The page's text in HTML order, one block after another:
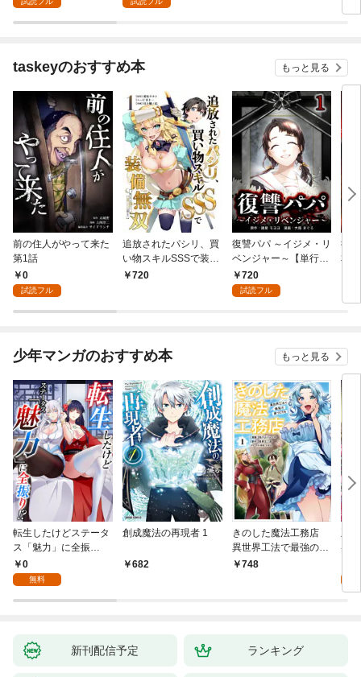
ィ
taskeyのおすすめ本 もっと見る
前の住人がやって来た
第1話
0
試読フル
追放されたパシリ、買
い物スキルSSSで装備
無双 ～買ったモノを
720
復讐パパ ～イジメ・リ
ベンジャー～【単行本
版】 1巻
720
試読フル
復
本
少年マンガのおすすめ本 もっと見る
転生したけどステータ
ス「魅力」に全振
り！？(1)
0
無料
創成魔法の再現者 1
682
きのした魔法工務店
異世界工法で最強の家
づくりを（コミック）
748
兆
る
新刊配信予定 ランキング